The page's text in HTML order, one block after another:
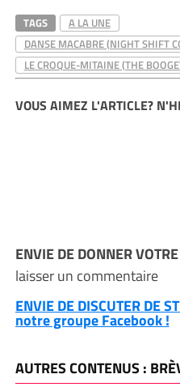
TAGS
A LA UNE
DANSE MACABRE (NIGHT SHIFT
LE CROQUE-MITAINE (THE
VOUS AIMEZ L'ARTICLE?
ENVIE DE DONNER
laisser un commentaire
ENVIE DE DISCUTER DE
notre groupe Facebook !
AUTRES CONTENUS :